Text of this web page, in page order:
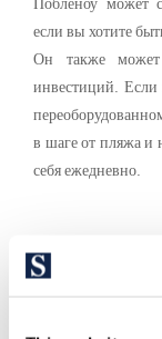
Побленоу может
если вы хотите
Он также
инвестиций. Если
в шаге от пляжа и
себя ежедневно.